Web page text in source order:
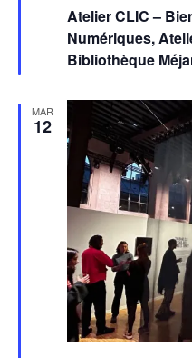
Atelier CLIC –
Numériques,
Bibliothèque
avant
MAR
12